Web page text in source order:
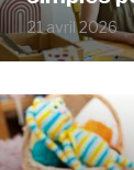
21 avril 2026